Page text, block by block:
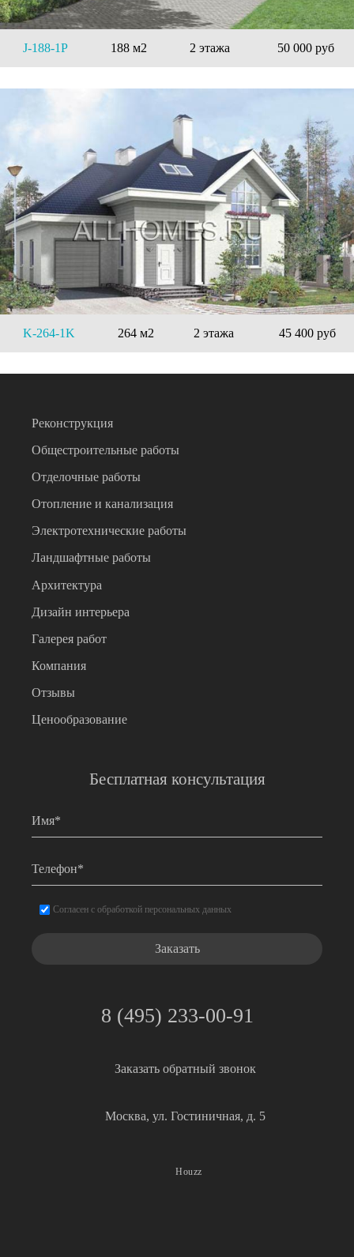
J-188-1P 188 м2 2 этажа 50 000 руб
K-264-1K 264 м2 2 этажа 45 400 руб
Реконструкция
Общестроительные работы
Отделочные работы
Отопление и канализация
Электротехнические работы
Ландшафтные работы
Архитектура
Дизайн интерьера
Галерея работ
Компания
Отзывы
Ценообразование
Бесплатная консультация
Согласие*
Согласен с обработкой персональных данных
8 (495) 233-00-91
Заказать обратный звонок
Москва, ул. Гостиничная, д. 5
Houzz